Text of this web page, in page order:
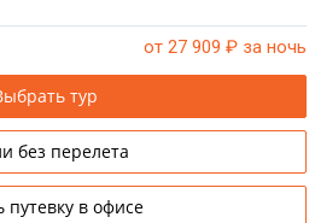
от 27 909 ₽ за ночь
тур
без перелета
путевку в офисе